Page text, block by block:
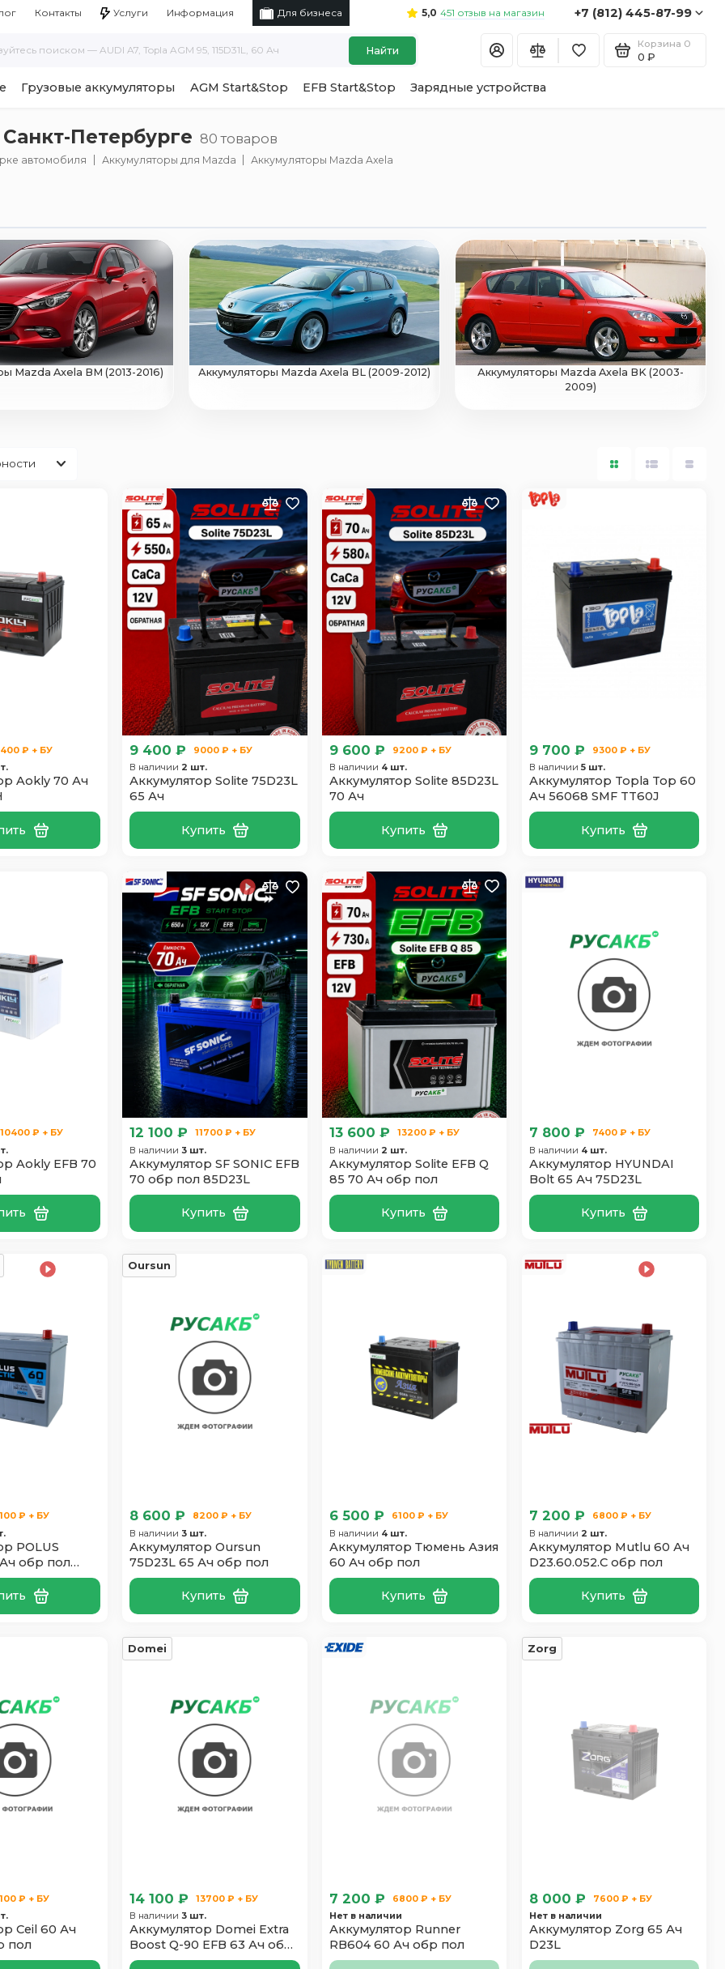
Контакты Услуги Информация Для бизнеса 5,0 451 отзыв на магазин +7 (812) 445-87-99
Найти
Корзина 0
0 ₽
Грузовые аккумуляторы AGM Start&Stop EFB Start&Stop Зарядные устройства
Петербурге 80 товаров
автомобиля Аккумуляторы для Mazda Аккумуляторы Mazda Axela
Mazda Axela BM (2013-2016) Аккумуляторы Mazda Axela BL (2009-2012)
Аккумуляторы Mazda Axela BK (2003-
2009)
₽ + БУ
Aokly 70 Ач
9 400 ₽
9000 ₽ + БУ
В наличии 2 шт.
Аккумулятор Solite 75D23L
65 Ач
Купить
9 600 ₽
9200 ₽ + БУ
В наличии 4 шт.
Аккумулятор Solite 85D23L
70 Ач
Купить
9 700 ₽
9300 ₽ + БУ
В наличии 5 шт.
Аккумулятор Topla Top 60
Ач 56068 SMF TT60J
Купить
10400 ₽ + БУ
Aokly EFB 70
12 100 ₽
11700 ₽ + БУ
В наличии 3 шт.
Аккумулятор SF SONIC EFB
70 обр пол 85D23L
Купить
13 600 ₽
13200 ₽ + БУ
В наличии 2 шт.
Аккумулятор Solite EFB Q
85 70 Ач обр пол
Купить
7 800 ₽
7400 ₽ + БУ
В наличии 4 шт.
Аккумулятор HYUNDAI
Bolt 65 Ач 75D23L
Купить
₽ + БУ
POLUS
обр пол
Oursun
8 600 ₽
8200 ₽ + БУ
В наличии 3 шт.
Аккумулятор Oursun
75D23L 65 Ач обр пол
Купить
6 500 ₽
6100 ₽ + БУ
В наличии 4 шт.
Аккумулятор Тюмень Азия
60 Ач обр пол
Купить
7 200 ₽
6800 ₽ + БУ
В наличии 2 шт.
Аккумулятор Mutlu 60 Ач
D23.60.052.C обр пол
Купить
₽ + БУ
Ceil 60 Ач
пол
Domei
14 100 ₽
13700 ₽ + БУ
В наличии 3 шт.
Аккумулятор Domei Extra
Boost Q-90 EFB 63 Ач обр
пол
7 200 ₽
6800 ₽ + БУ
Нет в наличии
Аккумулятор Runner
RB604 60 Ач обр пол
Zorg
8 000 ₽
7600 ₽ + БУ
Нет в наличии
Аккумулятор Zorg 65 Ач
D23L